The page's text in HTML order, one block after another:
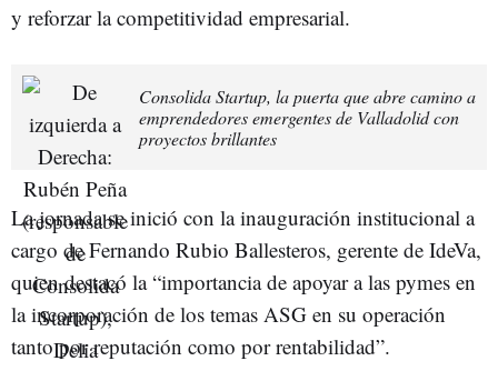
y reforzar la competitividad empresarial.
Consolida Startup, la puerta que abre camino a
emprendedores emergentes de Valladolid con
proyectos brillantes
La jornada se inició con la inauguración institucional a
cargo de Fernando Rubio Ballesteros, gerente de IdeVa,
quien destacó la “importancia de apoyar a las pymes en
la incorporación de los temas ASG en su operación
tanto por reputación como por rentabilidad”.